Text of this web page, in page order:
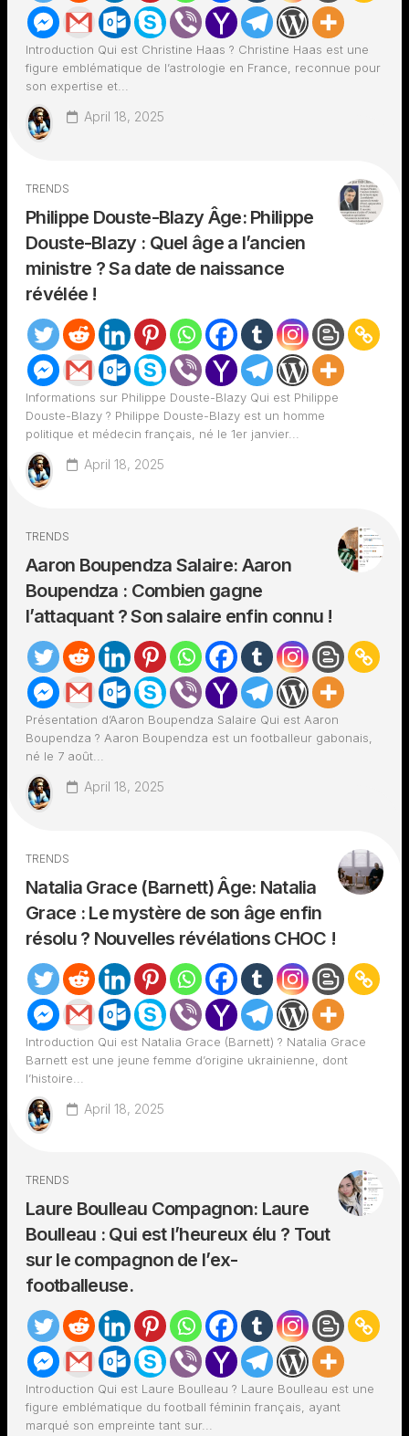
Introduction Qui est Christine Haas ? Christine Haas est une
figure emblématique de l’astrologie en France, reconnue pour
son expertise et...
April 18, 2025
TRENDS
Philippe Douste-Blazy Âge: Philippe
Douste-Blazy : Quel âge a l’ancien
ministre ? Sa date de naissance
révélée !
Informations sur Philippe Douste-Blazy Qui est Philippe
Douste-Blazy ? Philippe Douste-Blazy est un homme
politique et médecin français, né le 1er janvier...
April 18, 2025
TRENDS
Aaron Boupendza Salaire: Aaron
Boupendza : Combien gagne
l’attaquant ? Son salaire enfin connu !
Présentation d’Aaron Boupendza Salaire Qui est Aaron
Boupendza ? Aaron Boupendza est un footballeur gabonais,
né le 7 août...
April 18, 2025
TRENDS
Natalia Grace (Barnett) Âge: Natalia
Grace : Le mystère de son âge enfin
résolu ? Nouvelles révélations CHOC !
Introduction Qui est Natalia Grace (Barnett) ? Natalia Grace
Barnett est une jeune femme d’origine ukrainienne, dont
l’histoire...
April 18, 2025
TRENDS
Laure Boulleau Compagnon: Laure
Boulleau : Qui est l’heureux élu ? Tout
sur le compagnon de l’ex-
footballeuse.
Introduction Qui est Laure Boulleau ? Laure Boulleau est une
figure emblématique du football féminin français, ayant
marqué son empreinte tant sur...